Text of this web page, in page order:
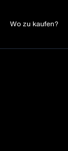
Wo zu kaufen?